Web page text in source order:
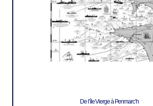
De l’île Vierge à Penmarc’h